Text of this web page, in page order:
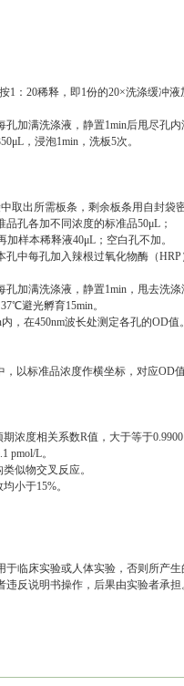
1：20稀释，即1份的20×洗涤缓冲液
加满洗涤液，静置1min后甩尽孔内
，浸泡1min，洗板5次。
取出所需板条，剩余板条用自封袋
孔各加不同浓度的标准品50μL；
样本稀释液40μL；空白孔不加。
中每孔加入辣根过氧化物酶（
加满洗涤液，静置1min，甩去洗
避光孵育15min。
，在450nm波长处测定各孔的OD值。
，以标准品浓度作横坐标，对应
浓度相关系数R值，大于等于0.9900
pmol/L。
似物交叉反应。
小于15%。
临床实验或人体实验，否则所产
反说明书操作，后果由实验者承担